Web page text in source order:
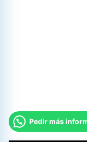
Pedir más